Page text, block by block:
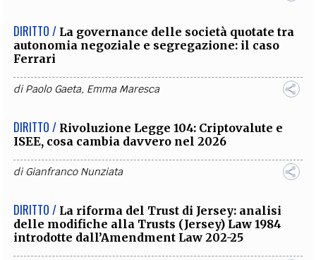
DIRITTO / La governance delle società quotate tra
autonomia negoziale e segregazione: il caso
Ferrari
diPaolo Gaeta, Emma Maresca
DIRITTO / Rivoluzione Legge 104: Criptovalute e
ISEE, cosa cambia davvero nel 2026
diGianfranco Nunziata
DIRITTO / La riforma del Trust di Jersey: analisi
delle modifiche alla Trusts (Jersey) Law 1984
introdotte dall’Amendment Law 202-25